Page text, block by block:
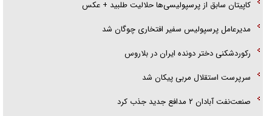
کاپیتان سابق از پرسپولیسی‌ها حلالیت طلبید + عکس
مدیرعامل پرسپولیس سفیر افتخاری چوگان شد
رکوردشکنی دختر دونده ایران در بلاروس
سرپرست استقلال مربی پیکان شد
صنعت‌نفت آبادان ۲ مدافع جدید جذب کرد